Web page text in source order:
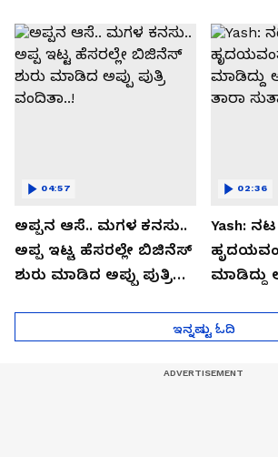
ಅಪ್ಪನ ಆಸೆ.. ಮಗಳ ಕನಸು..
ಅಪ್ಪ ಇಟ್ಟ ಹೆಸರಲ್ಲೇ ಬಿಜಿನೆಸ್​
ಶುರು ಮಾಡಿದ ಅಪ್ಪು ಪುತ್ರಿ
04:57
Yash:
ಮಾಡಿದ್ದು
02:36
ಇನ್ನಷ್ಟು ಓದಿ